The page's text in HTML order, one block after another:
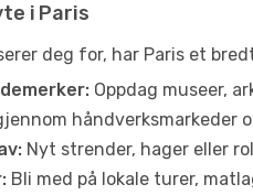
i Paris
deg for, har Paris et
Oppdag museer,
håndverksmarkeder
Nyt strender, hager eller
Bli med på lokale turer,